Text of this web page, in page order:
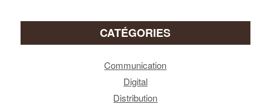
CATÉGORIES
Communication
Digital
Distribution